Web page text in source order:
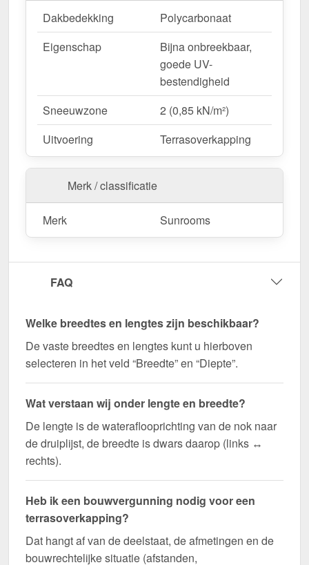
Dakbedekking
Polycarbonaat
Eigenschap
Bijna onbreekbaar,
goede UV-
bestendigheid
Sneeuwzone
2 (0,85 kN/m²)
Uitvoering
Terrasoverkapping
Merk / classificatie
Merk Sunrooms
FAQ
Welke breedtes en lengtes zijn beschikbaar?
De vaste breedtes en lengtes kunt u hierboven
selecteren in het veld “Breedte” en “Diepte”.
Wat verstaan wij onder lengte en breedte?
De lengte is de wateraflooprichting van de nok naar
de druiplijst, de breedte is dwars daarop (links ↔
rechts).
Heb ik een bouwvergunning nodig voor een
terrasoverkapping?
Dat hangt af van de deelstaat, de afmetingen en de
bouwrechtelijke situatie (afstanden,